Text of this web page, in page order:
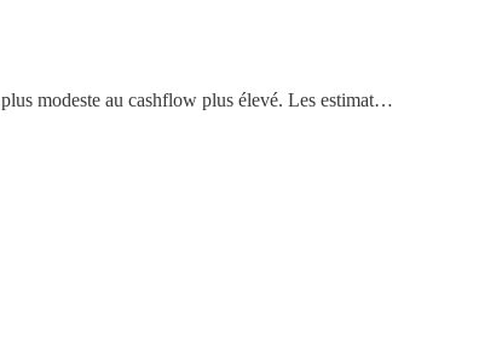
modeste au cashflow plus élevé. Les estimat…